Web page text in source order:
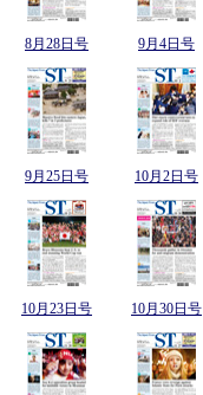
8月28日号 9月4日号
9月25日号 10月2日号
10月23日号 10月30日号